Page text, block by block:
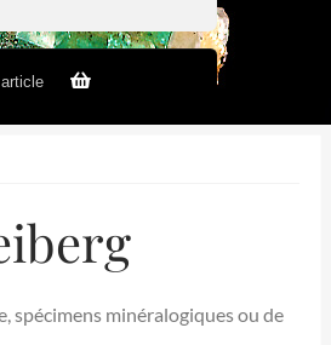
spécimens minéralogiques ou de